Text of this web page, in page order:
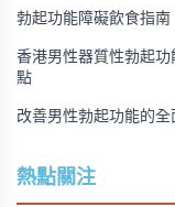
勃起功能障礙飲食指
香港男性器質性勃起
點
改善男性勃起功能的
熱點關注